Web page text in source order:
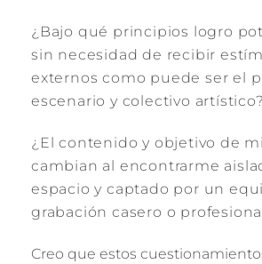
¿Bajo qué principios logro
sin necesidad de recibir
externos como puede ser el
escenario y colectivo artístico?
¿El contenido y objetivo de
cambian al encontrarme
espacio y captado por un
grabación casero o
Creo que estos